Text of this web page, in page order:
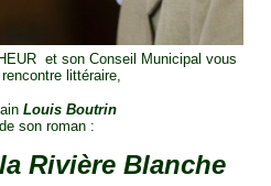
et son Conseil Municipal vous
littéraire,
Louis Boutrin
son roman :
Rivière Blanche